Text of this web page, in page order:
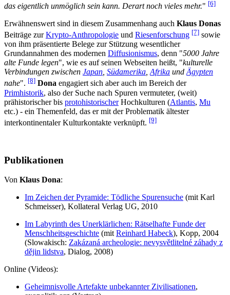
das eigentlich unmöglich sein kann. Derart noch vieles mehr." [6]
Erwähnenswert sind in diesem Zusammenhang auch Klaus Donas
Beiträge zurKrypto-Anthropologie und Riesenforschung [7] sowie
von ihm präsentierte Belege zur Stützung wesentlicher
Grundannahmen des modernen Diffusionismus, denn "5000 Jahre
alte Funde legen", wie es auf seinen Webseiten heißt, "kulturelle
Verbindungen zwischen Japan Südamerika Afrika und Ägypten
nahe". [8] Dona engagiert sich aber auch im Bereich der
Primhistorik, also der Suche nach Spuren vermuteter, (weit)
prähistorischer bis protohistorischerHochkulturen (Atlantis, Mu
etc.) - ein Themenfeld, das er mit der Problematik ältester
interkontinentaler Kulturkontakte verknüpft. [9]
Publikationen
Von Klaus Dona:
Im Zeichen der Pyramide: Tödliche Spurensuche (mit Karl
Schmeisser), Kollateral Verlag UG, 2010
Im Labyrinth des Unerklärlichen: Rätselhafte Funde der
Menschheitsgeschichte (mitReinhard Habeck), Kopp, 2004
(Slowakisch: Zakázaná archeologie: nevysvětlitelné záhady z
dějin lidstva, Dialog, 2008)
Online (Videos):
Geheimnisvolle Artefakte unbekannter Zivilisationen,